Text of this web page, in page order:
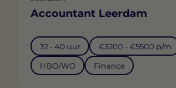
Accountant Leerdam
32 - 40 uur €3200 - €5500 p/m
HBO/WO Finance